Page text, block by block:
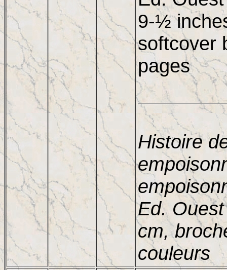
9-½
softcover
pages
Histoire
Ed.
cm,
couleurs